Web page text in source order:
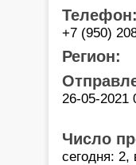
Телефон:
+7 (950)
Регион:
26-05-2021
Число
сегодня: 2,